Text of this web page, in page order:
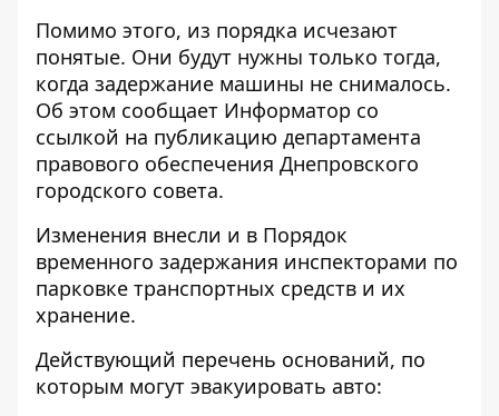
Помимо этого, из порядка исчезают
понятые. Они будут нужны только тогда,
когда задержание машины не снималось.
Об этом сообщает Информатор со
ссылкой на публикацию департамента
правового обеспечения Днепровского
городского совета.
Изменения внесли и в Порядок
временного задержания инспекторами по
парковке транспортных средств и их
хранение.
Действующий перечень оснований, по
которым могут эвакуировать авто: